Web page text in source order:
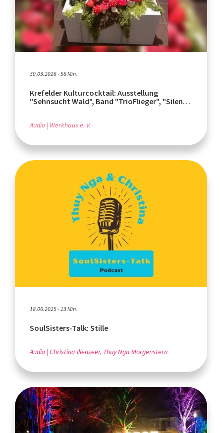
30.03.2026 - 56 Min.
Krefelder Kulturcocktail: Ausstellung
"Sehnsucht Wald", Band "TrioFlieger", "Silent
Audio Werkhaus e. V.
18.06.2025 - 13 Min.
SoulSisters-Talk: Stille
Audio Christina Illenseer, Thuy Nga Morgenstern